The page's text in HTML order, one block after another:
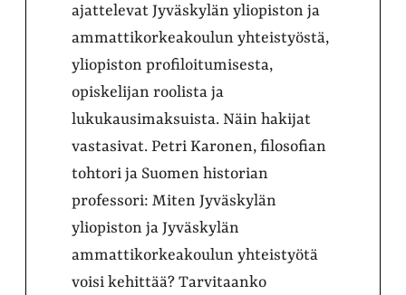
ajattelevat Jyväskylän yliopiston ja
ammattikorkeakoulun yhteistyöstä,
yliopiston profiloitumisesta,
opiskelijan roolista ja
lukukausimaksuista. Näin hakijat
vastasivat. Petri Karonen, filosofian
tohtori ja Suomen historian
professori: Miten Jyväskylän
yliopiston ja Jyväskylän
ammattikorkeakoulun yhteistyötä
voisi kehittää? Tarvitaanko